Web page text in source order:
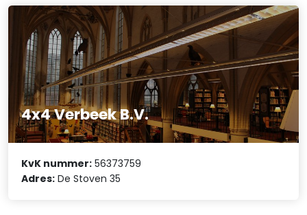
4x4 Verbeek B.V.
KvK nummer: 56373759
Adres: De Stoven 35